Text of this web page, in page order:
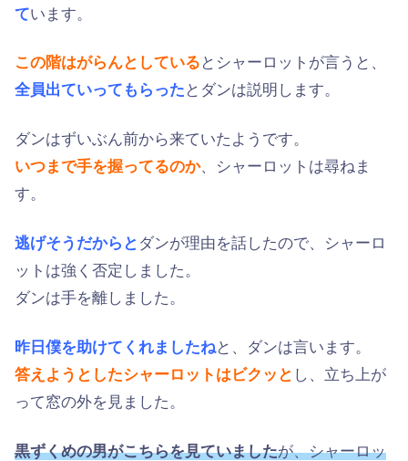
ています。
この階はがらんとしている とシャーロットが言うと、
全員出ていってもらった とダンは説明します。
ダンはずいぶん前から来ていたようです。
いつまで手を握ってるのか、シャーロットは尋ねま
す。
逃げそうだからと ダンが理由を話したので、シャーロ
ットは強く否定しました。
ダンは手を離しました。
昨日僕を助けてくれましたねと、ダンは言います。
答えようとしたシャーロットはビクッと し、立ち上が
って窓の外を見ました。
黒ずくめの男がこちらを見ていましたが、シャーロッ